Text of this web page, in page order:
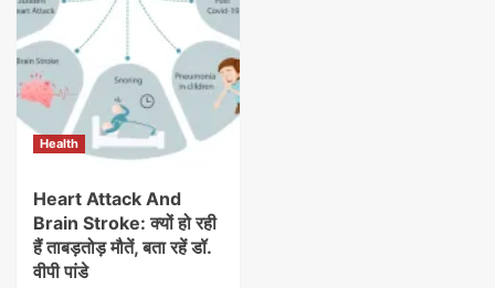
Health
Heart Attack And
Brain Stroke: क्यों हो रही
हैं ताबड़तोड़ मौतें, बता रहें डॉ.
वीपी पांडे